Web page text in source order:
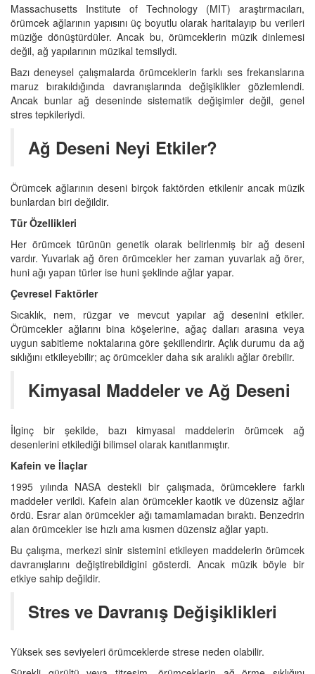
Massachusetts Institute of Technology (MIT) araştırmacıları,
örümcek ağlarının yapısını üç boyutlu olarak haritalayıp bu verileri
müziğe dönüştürdüler. Ancak bu, örümceklerin müzik dinlemesi
değil, ağ yapılarının müzikal temsilydi.
Bazı deneysel çalışmalarda örümceklerin farklı ses frekanslarına
maruz bırakıldığında davranışlarında değişiklikler gözlemlendi.
Ancak bunlar ağ deseninde sistematik değişimler değil, genel
stres tepkileriydi.
Ağ Deseni Neyi Etkiler?
Örümcek ağlarının deseni birçok faktörden etkilenir ancak müzik
bunlardan biri değildir.
Tür Özellikleri
Her örümcek türünün genetik olarak belirlenmiş bir ağ deseni
vardır. Yuvarlak ağ ören örümcekler her zaman yuvarlak ağ örer,
huni ağı yapan türler ise huni şeklinde ağlar yapar.
Çevresel Faktörler
Sıcaklık, nem, rüzgar ve mevcut yapılar ağ desenini etkiler.
Örümcekler ağlarını bina köşelerine, ağaç dalları arasına veya
uygun sabitleme noktalarına göre şekillendirir. Açlık durumu da ağ
sıklığını etkileyebilir; aç örümcekler daha sık aralıklı ağlar örebilir.
Kimyasal Maddeler ve Ağ Deseni
İlginç bir şekilde, bazı kimyasal maddelerin örümcek ağ
desenlerini etkilediği bilimsel olarak kanıtlanmıştır.
Kafein ve İlaçlar
1995 yılında NASA destekli bir çalışmada, örümceklere farklı
maddeler verildi. Kafein alan örümcekler kaotik ve düzensiz ağlar
ördü. Esrar alan örümcekler ağı tamamlamadan bıraktı. Benzedrin
alan örümcekler ise hızlı ama kısmen düzensiz ağlar yaptı.
Bu çalışma, merkezi sinir sistemini etkileyen maddelerin örümcek
davranışlarını değiştirebildigini gösterdi. Ancak müzik böyle bir
etkiye sahip değildir.
Stres ve Davranış Değişiklikleri
Yüksek ses seviyeleri örümceklerde strese neden olabilir.